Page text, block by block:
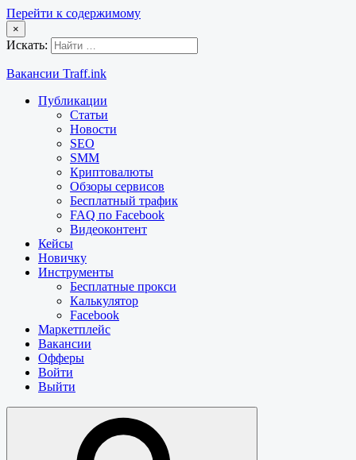
Перейти к содержимому
×
Искать:
Вакансии Traff.ink
Публикации
Статьи
Новости
SEO
SMM
Криптовалюты
Обзоры сервисов
Бесплатный трафик
FAQ по Facebook
Видеоконтент
Кейсы
Новичку
Инструменты
Бесплатные прокси
Калькулятор
Facebook
Маркетплейс
Вакансии
Офферы
Войти
Выйти